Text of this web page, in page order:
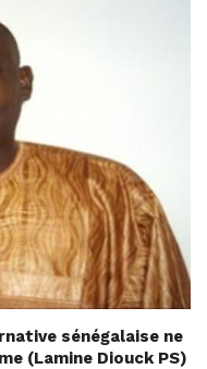
sénégalaise ne
(Lamine Diouck PS)